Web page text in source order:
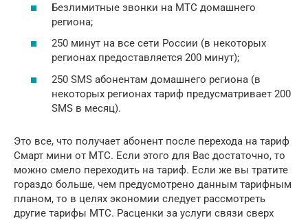
Безлимитные звонки на МТС домашнего
региона;
250 минут на все сети России (в некоторых
регионах предоставляется 200 минут);
250 SMS абонентам домашнего региона (в
некоторых регионах тариф предусматривает 200
SMS в месяц).
Это все, что получает абонент после перехода на тариф
Смарт мини от МТС. Если этого для Вас достаточно, то
можно смело переходить на тариф. Если же вы тратите
гораздо больше, чем предусмотрено данным тарифным
планом, то в целях экономии следует рассмотреть
другие тарифы МТС. Расценки за услуги связи сверх